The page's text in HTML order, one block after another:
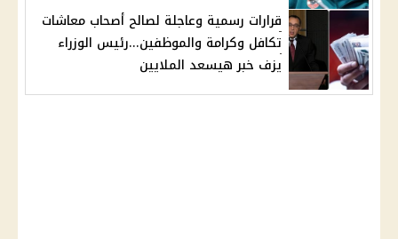
قرارات رسمية وعاجلة لصالح أصحاب معاشات
تكافل وكرامة والموظفين...رئيس الوزراء
يزف خبر هيسعد الملايين